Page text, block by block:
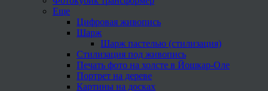
Еще
Цифровая живопись
Шарж
Шарж пастелью (стилизация)
Стилизация под живопись
Печать фото на холсте в Йошкар-Оле
Портрет на дереве
Картины на досках